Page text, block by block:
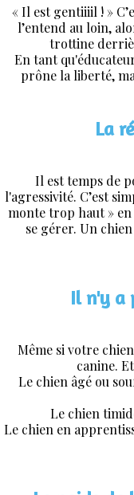
« Il est gentiiiil ! »
l’entend au loin,
trottine
En tant
prône la liberté,
La
Il est temps de
l'agressivité. C’est
monte trop haut »
se gérer. Un
Il n'y a
Même si votre
canine.
Le chien âgé ou
Le chien
Le chien en